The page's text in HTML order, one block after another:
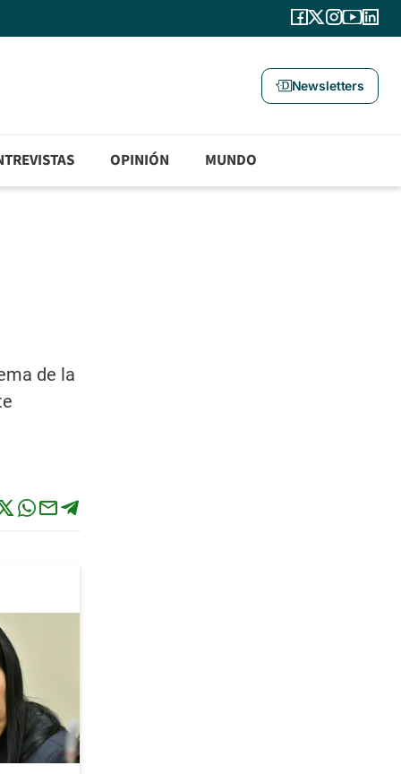
Newsletters
OPINIÓN MUNDO
de la